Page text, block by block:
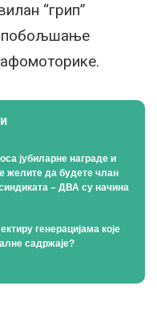
“грип”
побољшање
јубиларне награде и
желите да будете члан
– ДВА су начина
генерацијама које
садржаје?